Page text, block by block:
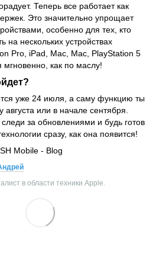
Теперь все работает как
Это значительно упрощает
особенно для тех, кто
на нескольких устройствах
Pro, iPad, Mac, Mac, PlayStation 5
мгновенно, как по маслу!
уже 24 июля, а саму функцию ты
или в начале сентября.
за обновлениями и будь готов
сразу, как она появится!
в области техники Apple.